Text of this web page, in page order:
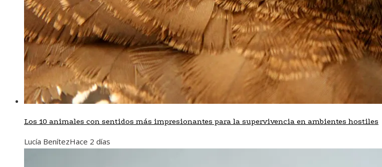
Los 10 animales con sentidos más impresionantes para la supervivencia en ambientes hostiles
Lucía BenítezHace 2 días